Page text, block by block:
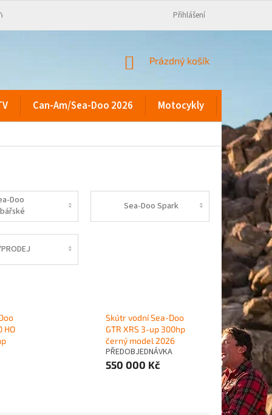
Přihlášení
NÁKUPNÍ
Prázdný košík
Can-Am/Sea-Doo 2026 Motocykly
Doo
Sea-Doo Spark
HO
Skútr vodní Sea-Doo
GTR XRS 3-up 300hp
černý model 2026
PŘEDOBJEDNÁVKA
550 000 Kč